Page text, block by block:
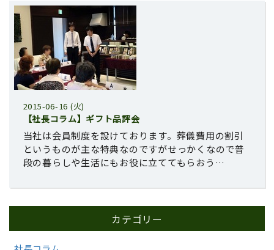
2015-06-16 (火)
【社長コラム】ギフト品評会
当社は会員制度を設けております。葬儀費用の割引
というものが主な特典なのですがせっかくなので普
段の暮らしや生活にもお役に立ててもらおう…
カテゴリー